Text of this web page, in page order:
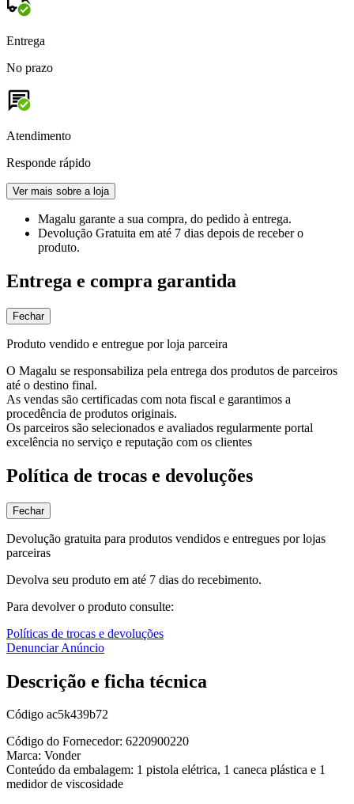
Entrega
No prazo
Atendimento
Responde rápido
Ver mais sobre a loja
Magalu garante a sua compra, do pedido à entrega.
Devolução Gratuita em até 7 dias depois de receber o
produto.
Entrega e compra garantida
Fechar
Produto vendido e entregue por loja parceira
O Magalu se responsabiliza pela entrega dos produtos de parceiros
até o destino final.
As vendas são certificadas com nota fiscal e garantimos a
procedência de produtos originais.
Os parceiros são selecionados e avaliados regularmente portal
excelência no serviço e reputação com os clientes
Política de trocas e devoluções
Fechar
Devolução gratuita para produtos vendidos e entregues por lojas
parceiras
Devolva seu produto em até 7 dias do recebimento.
Para devolver o produto consulte:
Políticas de trocas e devoluções
Denunciar Anúncio
Descrição e ficha técnica
Código ac5k439b72
Código do Fornecedor: 6220900220
Marca: Vonder
Conteúdo da embalagem: 1 pistola elétrica, 1 caneca plástica e 1
medidor de viscosidade